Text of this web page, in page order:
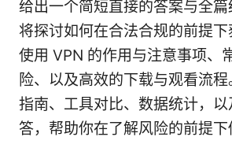
给出一个简短直接的答案与全篇
将探讨如何在合法合规的前提下
使用 VPN 的作用与注意事项、
险、以及高效的下载与观看流
指南、工具对比、数据统计，
答，帮助你在了解风险的前提下